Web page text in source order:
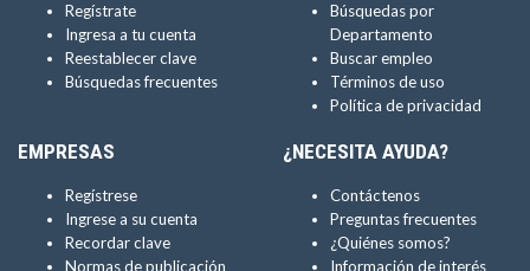
Regístrate
Ingresa a tu cuenta
Reestablecer clave
Búsquedas frecuentes
Búsquedas por
Departamento
Buscar empleo
Términos de uso
Política de privacidad
EMPRESAS
Regístrese
Ingrese a su cuenta
Recordar clave
Normas de publicación
¿NECESITA AYUDA?
Contáctenos
Preguntas frecuentes
¿Quiénes somos?
Información de interés